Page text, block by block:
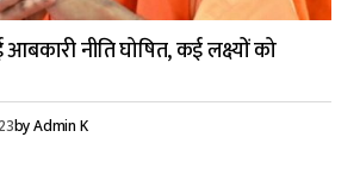
नीति घोषित, कई लक्ष्यों को
byAdmin K